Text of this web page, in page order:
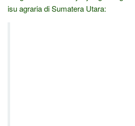
isu agraria di Sumatera Utara: